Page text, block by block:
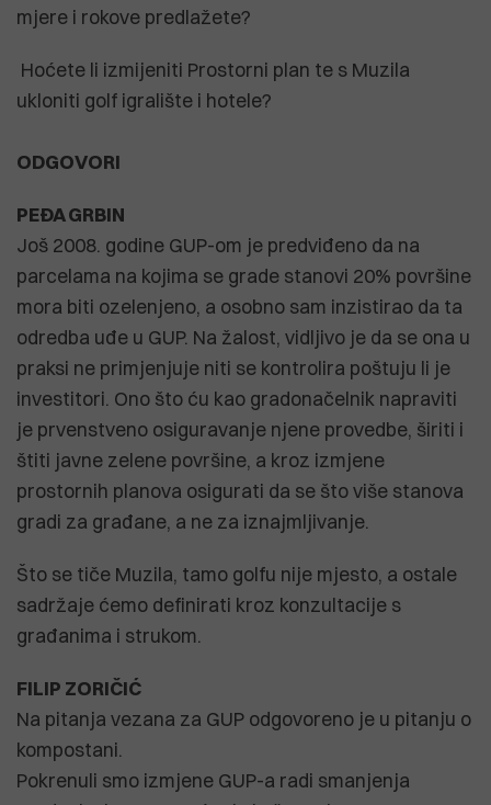
mjere i rokove predlažete?
Hoćete li izmijeniti Prostorni plan te s Muzila
ukloniti golf igralište i hotele?
ODGOVORI
PEĐA GRBIN
Još 2008. godine GUP-om je predviđeno da na
parcelama na kojima se grade stanovi 20% površine
mora biti ozelenjeno, a osobno sam inzistirao da ta
odredba uđe u GUP. Na žalost, vidljivo je da se ona u
praksi ne primjenjuje niti se kontrolira poštuju li je
investitori. Ono što ću kao gradonačelnik napraviti
je prvenstveno osiguravanje njene provedbe, širiti i
štiti javne zelene površine, a kroz izmjene
prostornih planova osigurati da se što više stanova
gradi za građane, a ne za iznajmljivanje.
Što se tiče Muzila, tamo golfu nije mjesto, a ostale
sadržaje ćemo definirati kroz konzultacije s
građanima i strukom.
FILIP ZORIČIĆ
Na pitanja vezana za GUP odgovoreno je u pitanju o
kompostani.
Pokrenuli smo izmjene GUP-a radi smanjenja